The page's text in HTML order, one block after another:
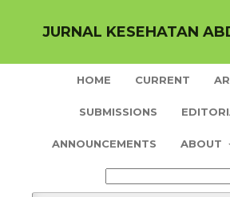
JURNAL KESEHATAN
HOME CURRENT
SUBMISSIONS
ANNOUNCEMENTS ABOUT